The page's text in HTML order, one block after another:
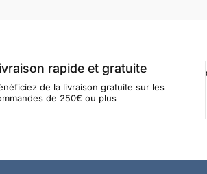
rapide et gratuite
de la livraison gratuite sur les
de 250€ ou plus